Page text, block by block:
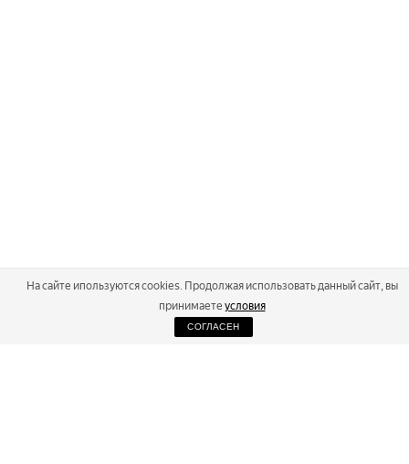
На сайте ипользуются cookies. Продолжая использовать данный сайт, вы
принимаете условия
СОГЛАСЕН